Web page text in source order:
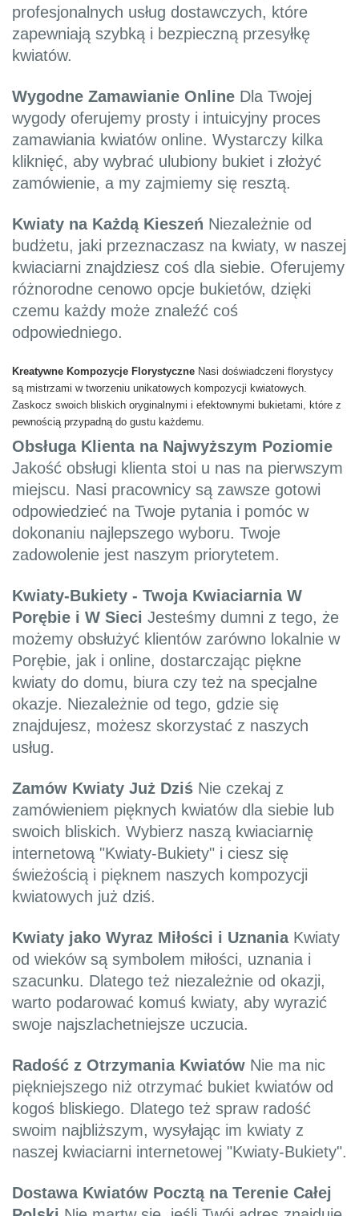
profesjonalnych usług dostawczych, które
zapewniają szybką i bezpieczną przesyłkę
kwiatów.
Wygodne Zamawianie Online Dla Twojej
wygody oferujemy prosty i intuicyjny proces
zamawiania kwiatów online. Wystarczy kilka
kliknięć, aby wybrać ulubiony bukiet i złożyć
zamówienie, a my zajmiemy się resztą.
Kwiaty na Każdą Kieszeń Niezależnie od
budżetu, jaki przeznaczasz na kwiaty, w naszej
kwiaciarni znajdziesz coś dla siebie. Oferujemy
różnorodne cenowo opcje bukietów, dzięki
czemu każdy może znaleźć coś
odpowiedniego.
Kreatywne Kompozycje Florystyczne Nasi doświadczeni florystycy
są mistrzami w tworzeniu unikatowych kompozycji kwiatowych.
Zaskocz swoich bliskich oryginalnymi i efektownymi bukietami, które z
pewnością przypadną do gustu każdemu.
Obsługa Klienta na Najwyższym Poziomie
Jakość obsługi klienta stoi u nas na pierwszym
miejscu. Nasi pracownicy są zawsze gotowi
odpowiedzieć na Twoje pytania i pomóc w
dokonaniu najlepszego wyboru. Twoje
zadowolenie jest naszym priorytetem.
Kwiaty-Bukiety - Twoja Kwiaciarnia W
Porębie i W Sieci Jesteśmy dumni z tego, że
możemy obsłużyć klientów zarówno lokalnie w
Porębie, jak i online, dostarczając piękne
kwiaty do domu, biura czy też na specjalne
okazje. Niezależnie od tego, gdzie się
znajdujesz, możesz skorzystać z naszych
usług.
Zamów Kwiaty Już Dziś Nie czekaj z
zamówieniem pięknych kwiatów dla siebie lub
swoich bliskich. Wybierz naszą kwiaciarnię
internetową "Kwiaty-Bukiety" i ciesz się
świeżością i pięknem naszych kompozycji
kwiatowych już dziś.
Kwiaty jako Wyraz Miłości i UznaniaKwiaty
od wieków są symbolem miłości, uznania i
szacunku. Dlatego też niezależnie od okazji,
warto podarować komuś kwiaty, aby wyrazić
swoje najszlachetniejsze uczucia.
Radość z Otrzymania Kwiatów Nie ma nic
piękniejszego niż otrzymać bukiet kwiatów od
kogoś bliskiego. Dlatego też spraw radość
swoim najbliższym, wysyłając im kwiaty z
naszej kwiaciarni internetowej "Kwiaty-Bukiety".
Dostawa Kwiatów Pocztą na Terenie Całej